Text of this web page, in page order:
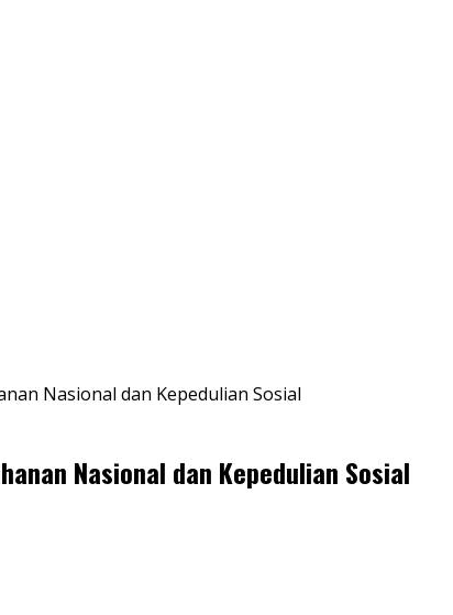
Nasional dan Kepedulian Sosial
Nasional dan Kepedulian Sosial